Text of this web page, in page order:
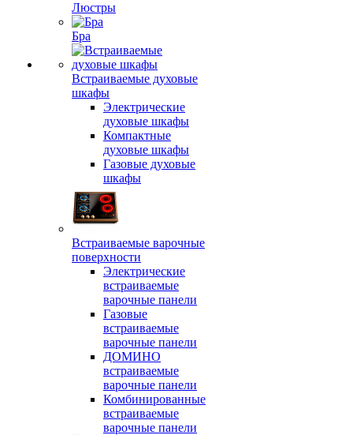
Люстры
Бра
Встраиваемые духовые
шкафы
Электрические
духовые шкафы
Компактные
духовые шкафы
Газовые духовые
шкафы
Встраиваемые варочные
поверхности
Электрические
встраиваемые
варочные панели
Газовые
встраиваемые
варочные панели
ДОМИНО
встраиваемые
варочные панели
Комбинированные
встраиваемые
варочные панели